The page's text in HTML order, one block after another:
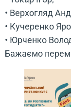
• Верхогляд
• Кучеренко
• Юрченко
Бажаємо